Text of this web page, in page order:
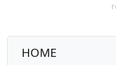
HOME